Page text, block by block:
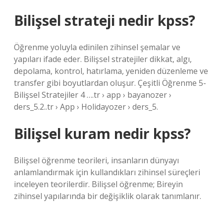
Bilişsel strateji nedir kpss?
Öğrenme yoluyla edinilen zihinsel şemalar ve
yapıları ifade eder. Bilişsel stratejiler dikkat, algı,
depolama, kontrol, hatırlama, yeniden düzenleme ve
transfer gibi boyutlardan oluşur. Çeşitli Öğrenme 5-
Bilişsel Stratejiler 4 ….tr › app › bayanozer ›
ders_5.2..tr › App › Holidayozer › ders_5.
Bilişsel kuram nedir kpss?
Bilişsel öğrenme teorileri, insanların dünyayı
anlamlandırmak için kullandıkları zihinsel süreçleri
inceleyen teorilerdir. Bilişsel öğrenme; Bireyin
zihinsel yapılarında bir değişiklik olarak tanımlanır.